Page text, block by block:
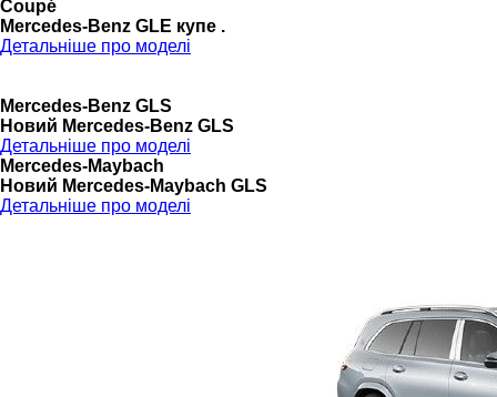
Coupé
Mercedes-Benz GLE купе .
Детальніше про моделі
Mercedes-Benz GLS
Новий Mercedes-Benz GLS
Детальніше про моделі
Mercedes-Maybach
Новий Mercedes-Maybach GLS
Детальніше про моделі